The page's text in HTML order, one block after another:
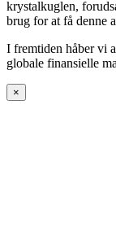
krystalkuglen,
brug for at få denne
I fremtiden håber vi
globale finansielle
×